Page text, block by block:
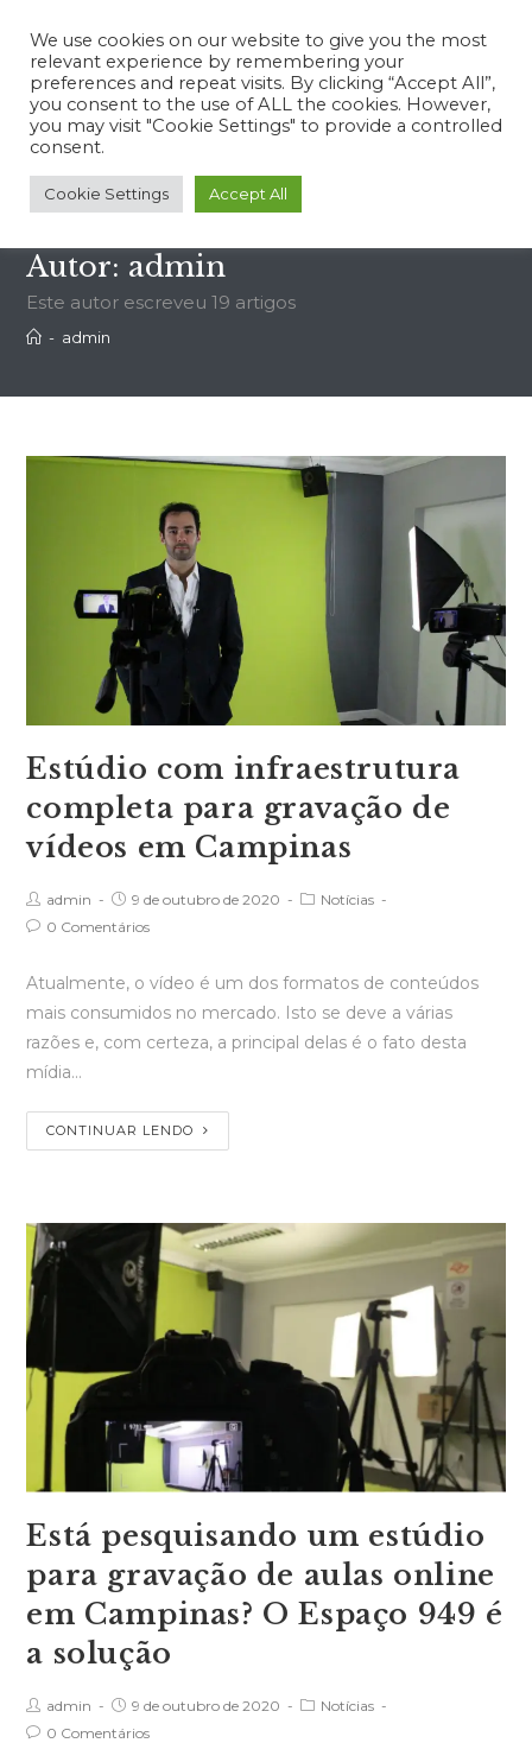
Autor: admin
Este autor escreveu 19 artigos
- admin
Estúdio com infraestrutura
completa para gravação de
vídeos em Campinas
admin 9 de outubro de 2020
Notícias
0 Comentários
Atualmente, o vídeo é um dos formatos de conteúdos
mais consumidos no mercado. Isto se deve a várias
razões e, com certeza, a principal delas é o fato desta
mídia…
CONTINUAR LENDO
Está pesquisando um estúdio
para gravação de aulas online
em Campinas? O Espaço 949 é
a solução
admin 9 de outubro de 2020
Notícias
0 Comentários
We use cookies on our website to give you the most
relevant experience by remembering your
preferences and repeat visits. By clicking “Accept All”,
you consent to the use of ALL the cookies. However,
you may visit "Cookie Settings" to provide a controlled
consent.
Cookie Settings Accept All